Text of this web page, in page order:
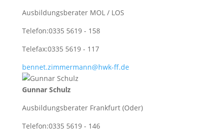
Ausbildungsberater MOL / LOS
Telefon:0335 5619 - 158
Telefax:0335 5619 - 117
bennet.zimmermann@hwk-ff.de
Gunnar Schulz
Ausbildungsberater Frankfurt (Oder)
Telefon:0335 5619 - 146